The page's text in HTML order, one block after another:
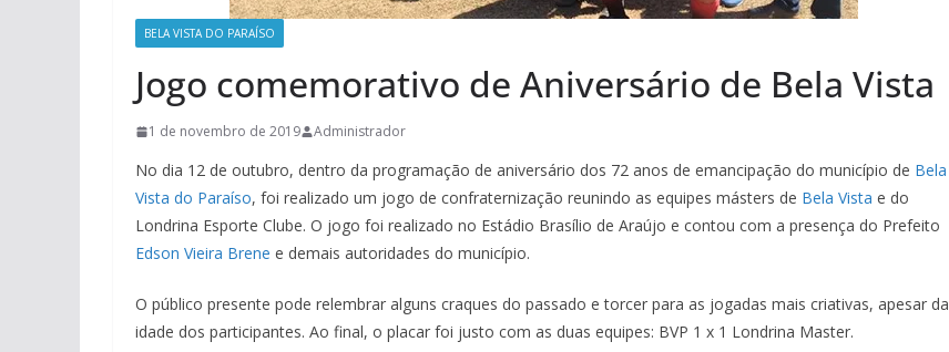
BELA VISTA DO PARAÍSO
Jogo comemorativo de Aniversário de Bela Vista
1 de novembro de 2019 Administrador
No dia 12 de outubro, dentro da programação de aniversário dos 72 anos de emancipação do município de Bela
Vista do Paraíso, foi realizado um jogo de confraternização reunindo as equipes másters de Bela Vista e do
Londrina Esporte Clube. O jogo foi realizado no Estádio Brasílio de Araújo e contou com a presença do Prefeito
Edson Vieira Brene e demais autoridades do município.
O público presente pode relembrar alguns craques do passado e torcer para as jogadas mais criativas, apesar da
idade dos participantes. Ao final, o placar foi justo com as duas equipes: BVP 1 x 1 Londrina Master.